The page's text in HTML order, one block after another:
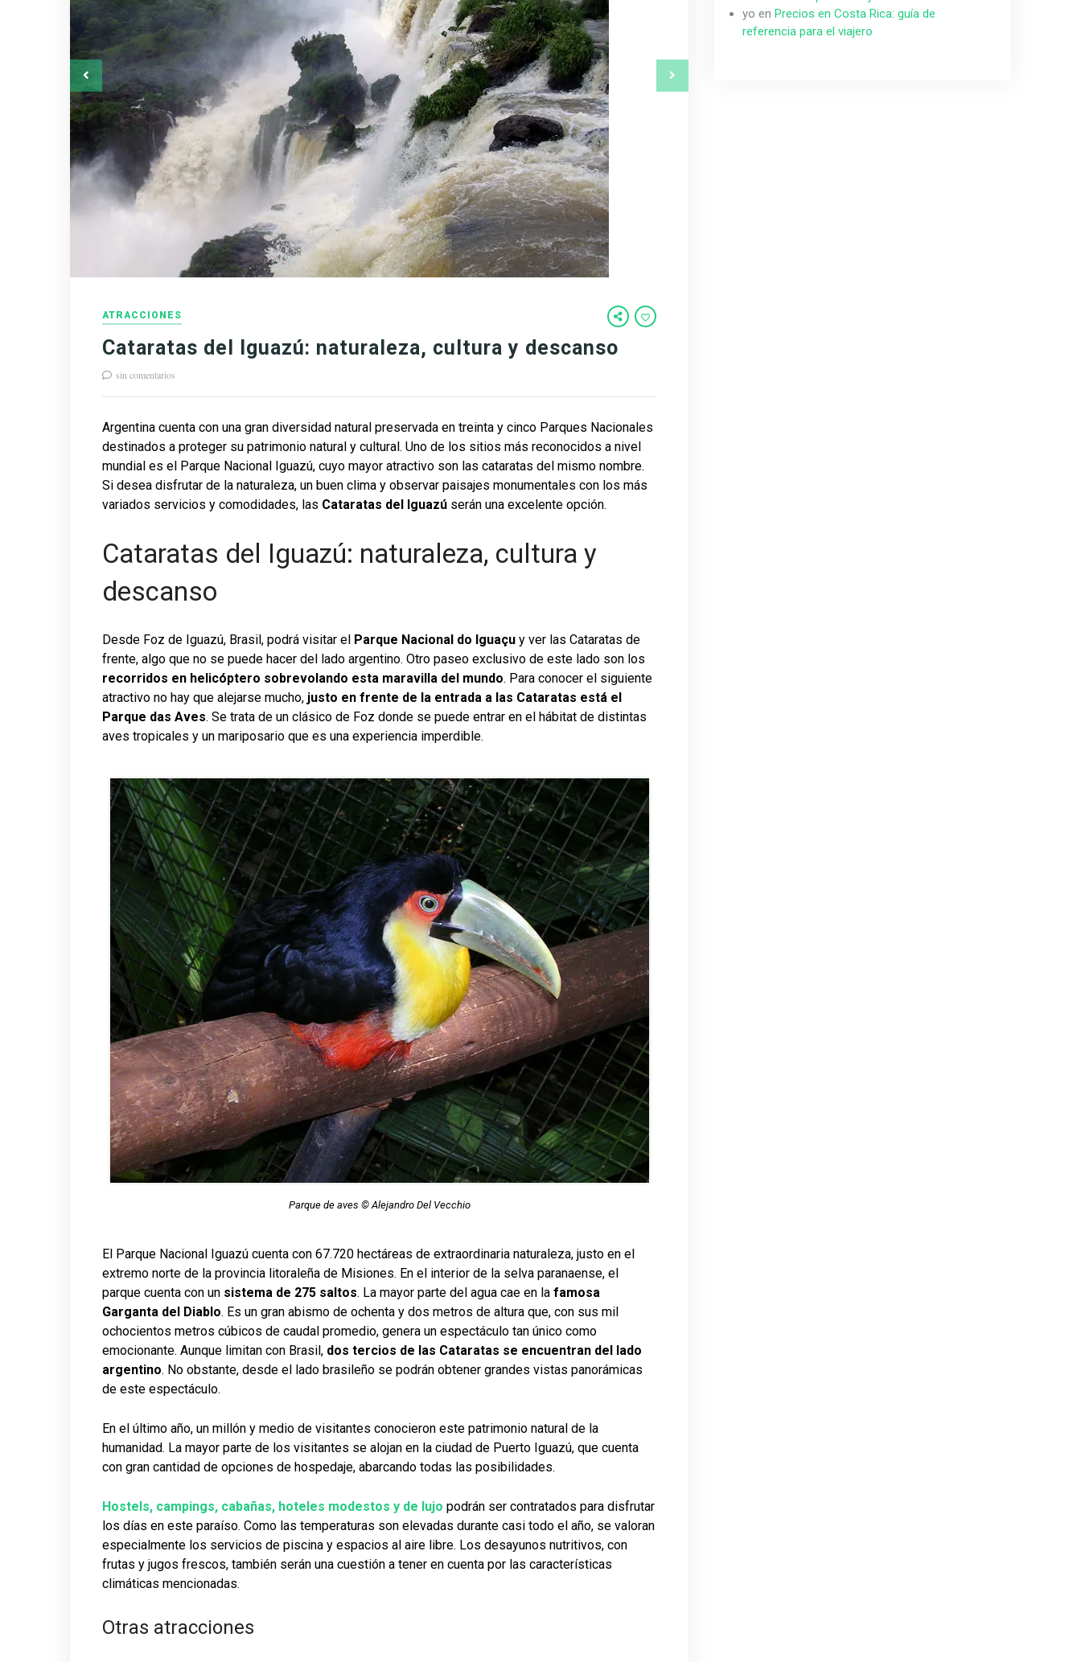
ATRACCIONES
Cataratas del Iguazú: naturaleza, cultura y descanso
sin comentarios
Argentina cuenta con una gran diversidad natural preservada en treinta y cinco Parques Nacionales
destinados a proteger su patrimonio natural y cultural. Uno de los sitios más reconocidos a nivel
mundial es el Parque Nacional Iguazú, cuyo mayor atractivo son las cataratas del mismo nombre.
Si desea disfrutar de la naturaleza, un buen clima y observar paisajes monumentales con los más
variados servicios y comodidades, las Cataratas del Iguazú serán una excelente opción.
Cataratas del Iguazú: naturaleza, cultura y
descanso
Desde Foz de Iguazú, Brasil, podrá visitar el Parque Nacional do Iguaçu y ver las Cataratas de
frente, algo que no se puede hacer del lado argentino. Otro paseo exclusivo de este lado son los
recorridos en helicóptero sobrevolando esta maravilla del mundo. Para conocer el siguiente
atractivo no hay que alejarse mucho, justo en frente de la entrada a las Cataratas está el
Parque das Aves. Se trata de un clásico de Foz donde se puede entrar en el hábitat de distintas
aves tropicales y un mariposario que es una experiencia imperdible.
Parque de aves © Alejandro Del Vecchio
El Parque Nacional Iguazú cuenta con 67.720 hectáreas de extraordinaria naturaleza, justo en el
extremo norte de la provincia litoraleña de Misiones. En el interior de la selva paranaense, el
parque cuenta con un sistema de 275 saltos. La mayor parte del agua cae en la famosa
Garganta del Diablo. Es un gran abismo de ochenta y dos metros de altura que, con sus mil
ochocientos metros cúbicos de caudal promedio, genera un espectáculo tan único como
emocionante. Aunque limitan con Brasil, dos tercios de las Cataratas se encuentran del lado
argentino. No obstante, desde el lado brasileño se podrán obtener grandes vistas panorámicas
de este espectáculo.
En el último año, un millón y medio de visitantes conocieron este patrimonio natural de la
humanidad. La mayor parte de los visitantes se alojan en la ciudad de Puerto Iguazú, que cuenta
con gran cantidad de opciones de hospedaje, abarcando todas las posibilidades.
Hostels, campings, cabañas, hoteles modestos y de lujo podrán ser contratados para disfrutar
los días en este paraíso. Como las temperaturas son elevadas durante casi todo el año, se valoran
especialmente los servicios de piscina y espacios al aire libre. Los desayunos nutritivos, con
frutas y jugos frescos, también serán una cuestión a tener en cuenta por las características
climáticas mencionadas.
Otras atracciones
yo enPrecios en Costa Rica: guía de
referencia para el viajero